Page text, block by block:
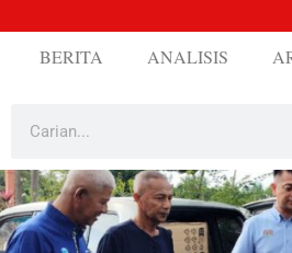
BERITA ANALISIS